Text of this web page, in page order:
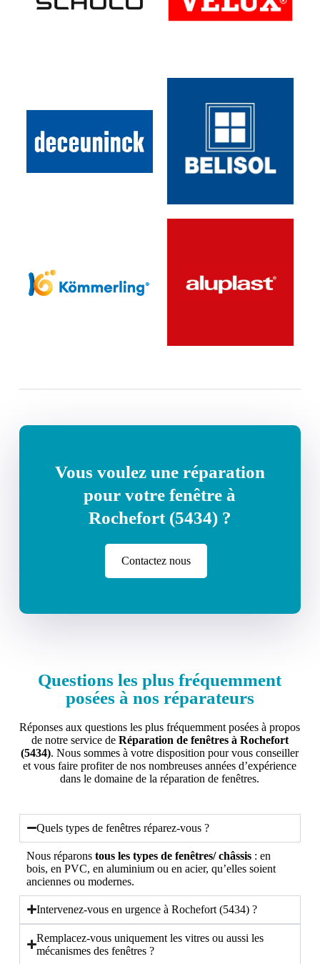
Vous voulez une réparation
pour votre fenêtre à
Rochefort (5434) ?
Contactez nous
Questions les plus fréquemment
posées à nos réparateurs
Réponses aux questions les plus fréquemment posées à propos
de notre service de Réparation de fenêtres à Rochefort
(5434). Nous sommes à votre disposition pour vous conseiller
et vous faire profiter de nos nombreuses années d’expérience
dans le domaine de la réparation de fenêtres.
Quels types de fenêtres réparez-vous ?
Nous réparons tous les types de fenêtres/ châssis: en
bois, en PVC, en aluminium ou en acier, qu’elles soient
anciennes ou modernes.
Intervenez-vous en urgence à Rochefort (5434) ?
Remplacez-vous uniquement les vitres ou aussi les
mécanismes des fenêtres ?